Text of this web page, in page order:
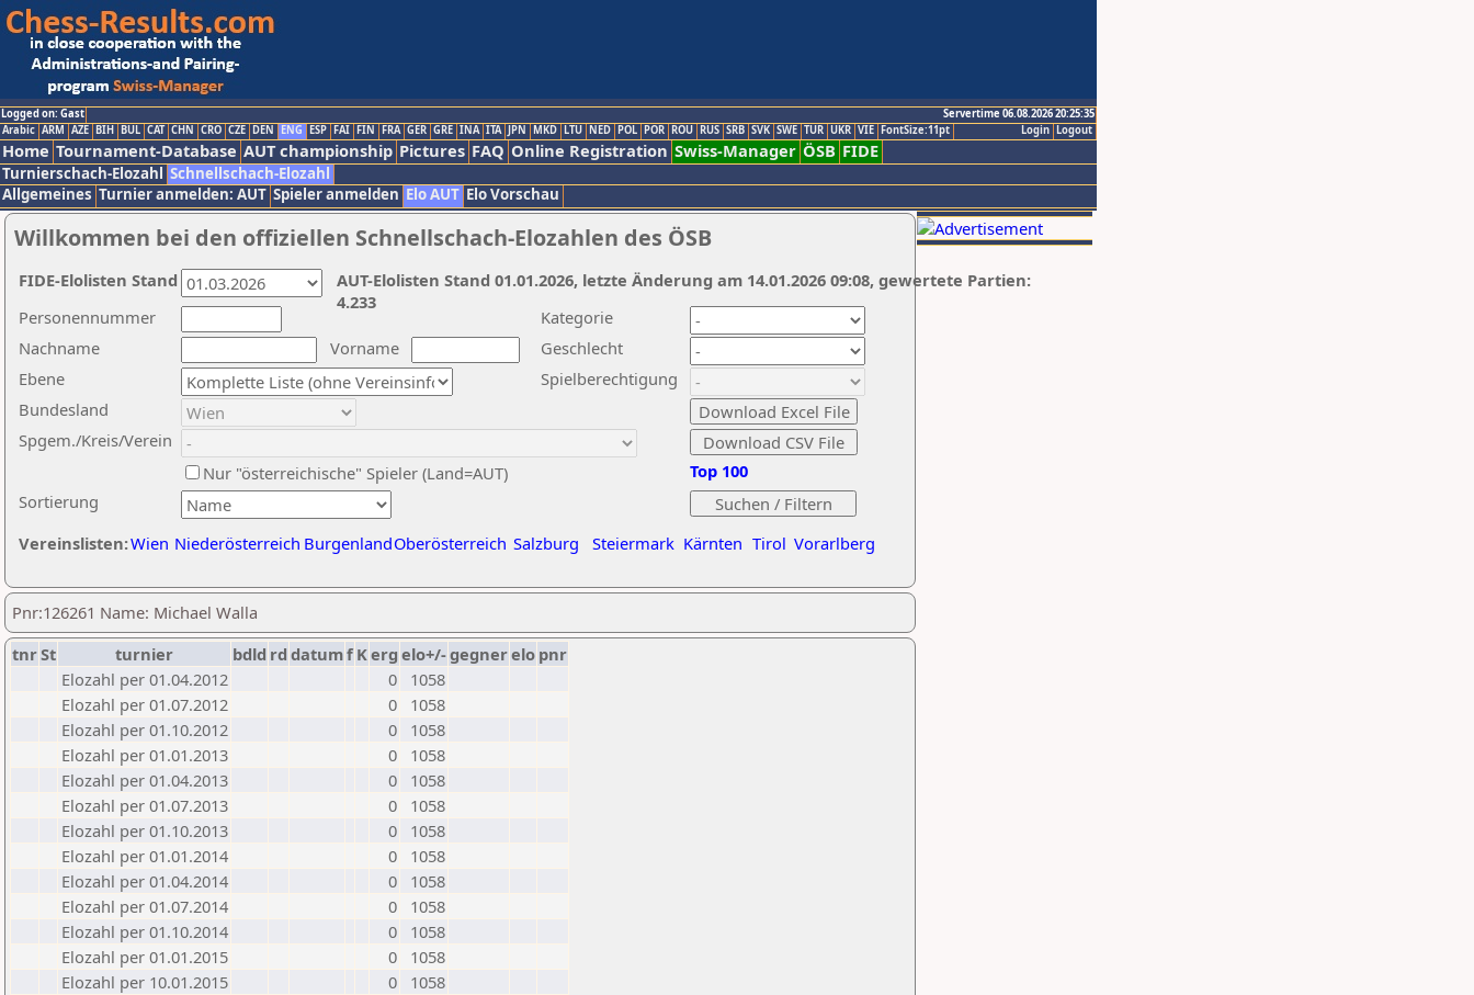
Logged on: Gast
Servertime 06.08.2026 20:25:35
Logout
Login
Arabic ARM AZE BIH BUL CAT CHN CRO CZE DEN ENG ESP FAI FIN FRA GER GRE INA ITA JPN MKD LTU NED POL POR ROU RUS SRB SVK SWE TUR UKR VIE FontSize:11pt
Home Tournament-Database AUT championship Pictures FAQ Online Registration Swiss-Manager ÖSB FIDE
Turnierschach-Elozahl Schnellschach-Elozahl
Allgemeines Turnier anmelden: AUT Spieler anmelden Elo AUT Elo Vorschau
Willkommen bei den offiziellen Schnellschach-Elozahlen des ÖSB
Nachname
Vorname
Ebene
Kategorie
Sortierung
Personennummer
Bundesland
Spgem./Kreis/Verein
Geschlecht
Nur "österreichische" Spieler (Land=AUT)
Spielberechtigung
Vereinslisten:Wien Niederösterreich BurgenlandOberösterreich Salzburg Steiermark Kärnten Tirol Vorarlberg
Top 100
AUT-Elolisten Stand 01.01.2026, letzte Änderung am 14.01.2026 09:08, gewertete Partien:
4.233
FIDE-Elolisten Stand
Pnr:126261 Name: Michael Walla
tnrSt turnier bdld rd datumf Kerg elo+/-gegnerelo pnr
Elozahl per 01.04.2012
0
1058
Elozahl per 01.07.2012
0
1058
Elozahl per 01.10.2012
0
1058
Elozahl per 01.01.2013
0
1058
Elozahl per 01.04.2013
0
1058
Elozahl per 01.07.2013
0
1058
Elozahl per 01.10.2013
0
1058
Elozahl per 01.01.2014
0
1058
Elozahl per 01.04.2014
0
1058
Elozahl per 01.07.2014
0
1058
Elozahl per 01.10.2014
0
1058
Elozahl per 01.01.2015
0
1058
Elozahl per 10.01.2015
0
1058